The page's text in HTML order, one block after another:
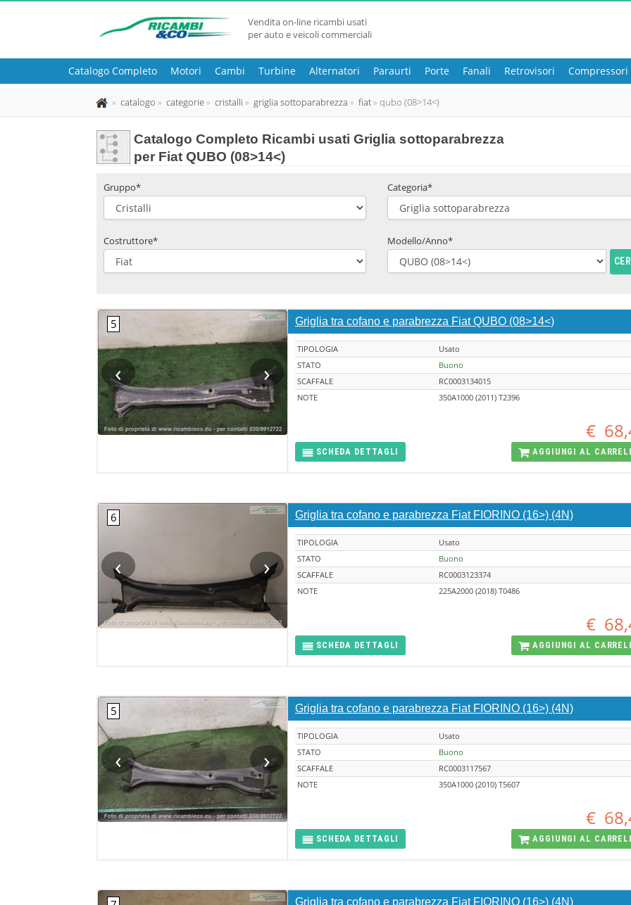
Vendita on-line ricambi usati
per auto e veicoli commerciali
Catalogo Completo Motori Cambi Turbine Alternatori Paraurti Porte Fanali Retrovisori Compressori
catalogo categorie cristalli griglia sottoparabrezza fiat qubo (08>14<)
Catalogo Completo Ricambi usati Griglia sottoparabrezza
per Fiat QUBO (08>14<)
Gruppo* Categoria*
Costruttore* Modello/Anno*
‹ ›
Griglia tra cofano e parabrezza Fiat QUBO (08>14<)
TIPOLOGIA
Usato
STATO
Buono
SCAFFALE
RC0003134015
NOTE
350A1000 (2011) T2396
€
SCHEDA DETTAGLI AGGIUNGI AL
‹ ›
Griglia tra cofano e parabrezza Fiat FIORINO (16>) (4N)
TIPOLOGIA
Usato
STATO
Buono
SCAFFALE
RC0003123374
NOTE
225A2000 (2018) T0486
€
SCHEDA DETTAGLI AGGIUNGI AL
‹ ›
Griglia tra cofano e parabrezza Fiat FIORINO (16>) (4N)
TIPOLOGIA
Usato
STATO
Buono
SCAFFALE
RC0003117567
NOTE
350A1000 (2010) T5607
€
SCHEDA DETTAGLI AGGIUNGI AL
Griglia tra cofano e parabrezza Fiat FIORINO (16>) (4N)